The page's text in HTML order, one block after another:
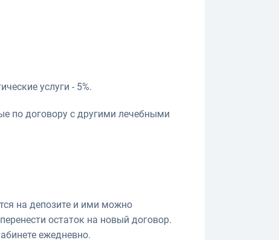
услуги - 5%.
по договору с другими лечебными
на депозите и ими можно
остаток на новый договор.
ежедневно.